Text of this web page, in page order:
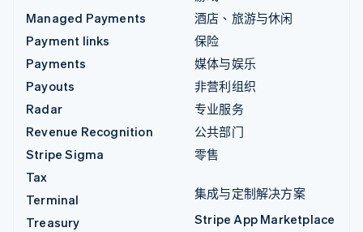
Managed Payments
Payment links
Payments
Payouts
Radar
Revenue Recognition
Stripe Sigma
Tax
Terminal
Treasury
酒店、旅游与休闲
保险
媒体与娱乐
非营利组织
专业服务
公共部门
零售
集成与定制解决方案
Stripe App Marketplace